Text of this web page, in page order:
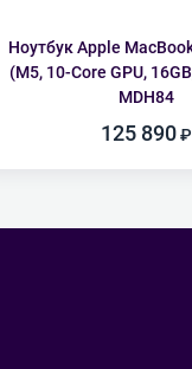
Ноутбук Apple
(M5, 10-Core GPU,
MDH84
125 890